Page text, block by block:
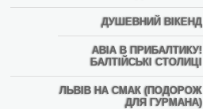
ДУШЕВНИЙ ВІКЕНД
АВІА В ПРИБАЛТИКУ!
БАЛТІЙСЬКІ СТОЛИЦІ
ЛЬВІВ НА СМАК (ПОДОРОЖ
ДЛЯ ГУРМАНА)